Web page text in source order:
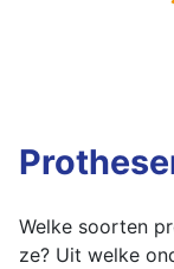
Welke soorten
ze? Uit welke